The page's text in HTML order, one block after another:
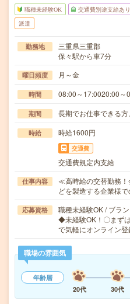
職種未経験OK 交通費別途支給あり
派遣
勤務地
三重県三重郡
保々駅から車7分
曜日頻度 月～金
時間 08:00～17:0020:00～
期間 長期でお仕事できる方
時給 時給1600円
交通費
交通費規定内支給
仕事内容
≪高時給の交替勤務
どを製造する企業様
応募資格
職種未経験OK / ブラ
◆未経験OK！〇まず
で気軽にオンライン
職場の雰囲気
年齢層
20代
30代